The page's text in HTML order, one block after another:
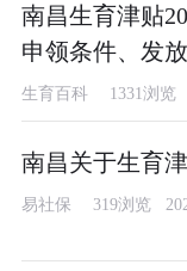
南昌生育津贴
申领条件、发
生育百科 1331浏览
南昌关于生育
易社保 319浏览